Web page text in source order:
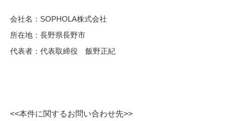
会社名：SOPHOLA株式会社
所在地：長野県長野市
代表者：代表取締役 飯野正紀
<<本件に関するお問い合わせ先>>